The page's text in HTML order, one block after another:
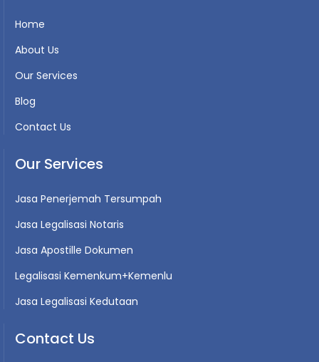
Home
About Us
Our Services
Blog
Contact Us
Our Services
Jasa Penerjemah Tersumpah
Jasa Legalisasi Notaris
Jasa Apostille Dokumen
Legalisasi Kemenkum+Kemenlu
Jasa Legalisasi Kedutaan
Contact Us